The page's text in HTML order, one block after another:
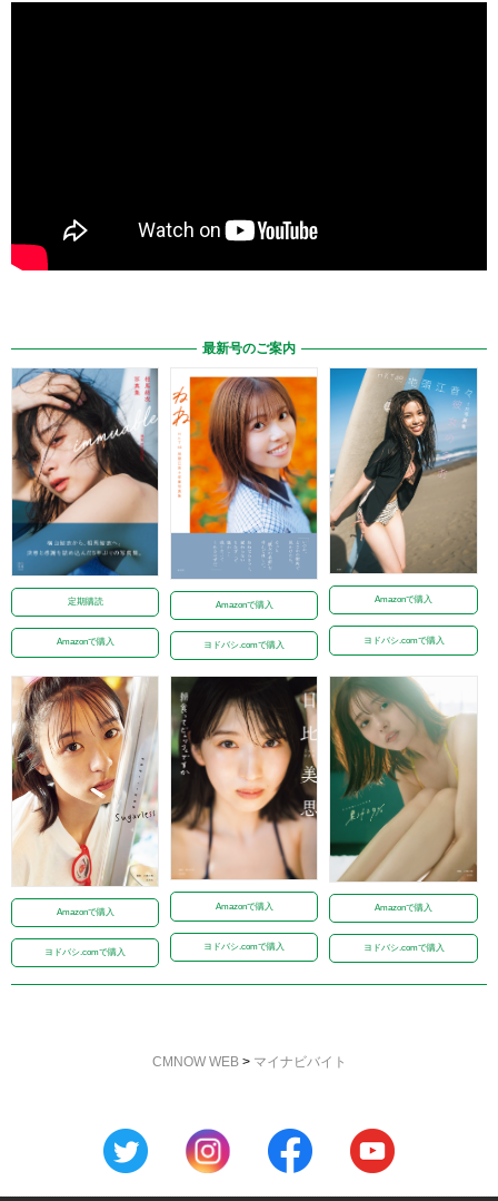
最新号のご案内
定期購読
Amazonで購入
Amazonで購入
ヨドバシ.comで購入
Amazonで購入
ヨドバシ.comで購入
Amazonで購入
ヨドバシ.comで購入
Amazonで購入
ヨドバシ.comで購入
Amazonで購入
ヨドバシ.comで購入
CMNOW WEB> マイナビバイト